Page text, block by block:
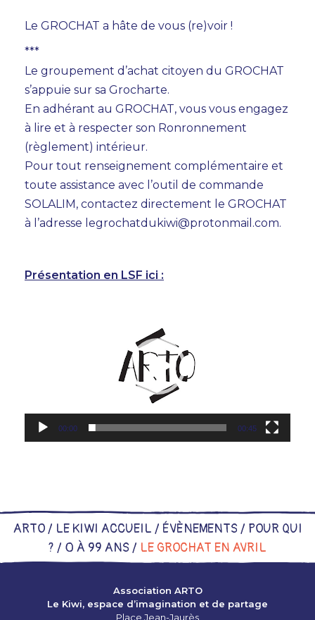
Le GROCHAT a hâte de vous (re)voir !
***
Le groupement d’achat citoyen du GROCHAT
s’appuie sur sa Grocharte.
En adhérant au GROCHAT, vous vous engagez
à lire et à respecter son Ronronnement
(règlement) intérieur.
Pour tout renseignement complémentaire et
toute assistance avec l’outil de commande
SOLALIM, contactez directement le GROCHAT
à l’adresse legrochatdukiwi@protonmail.com.
Présentation en LSF ici :
00:00 00:45
ARTO / LE KIWI ACCUEIL / ÉVÈNEMENTS / POUR QUI
? / 0 À 99 ANS / LE GROCHAT EN AVRIL
Association ARTO
Le Kiwi, espace d’imagination et de partage
Place Jean-Jaurès